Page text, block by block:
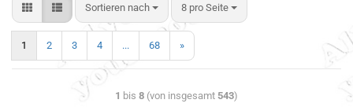
Sortieren nach 8 pro Seite
1 2 3 4 ... 68 »
1 bis 8 (von insgesamt 543)